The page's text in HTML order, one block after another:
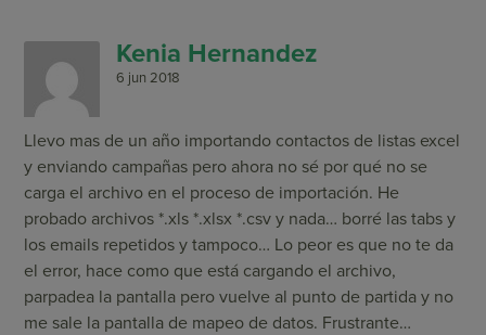
Kenia Hernandez
6 jun 2018
Llevo mas de un año importando contactos de listas excel
y enviando campañas pero ahora no sé por qué no se
carga el archivo en el proceso de importación. He
probado archivos *.xls *.xlsx *.csv y nada… borré las tabs y
los emails repetidos y tampoco… Lo peor es que no te da
el error, hace como que está cargando el archivo,
parpadea la pantalla pero vuelve al punto de partida y no
me sale la pantalla de mapeo de datos. Frustrante…